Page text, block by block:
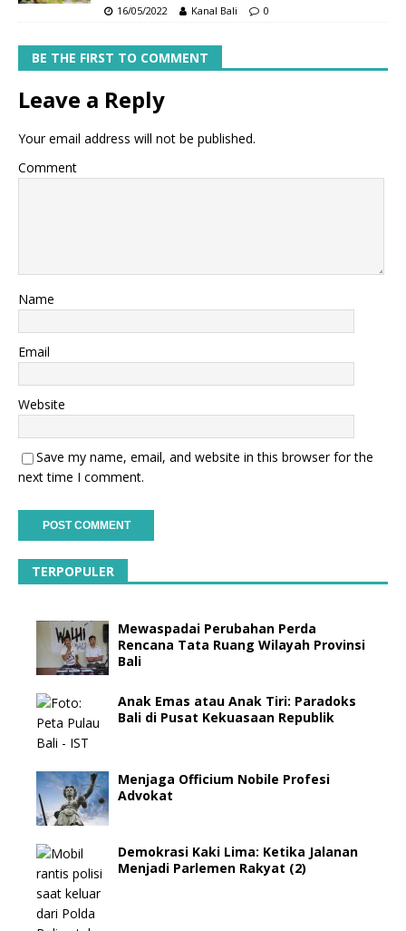
16/05/2022 Kanal Bali 0
BE THE FIRST TO COMMENT
Leave a Reply
Your email address will not be published.
Comment
Name
Email
Website
Save my name, email, and website in this browser for the
next time I comment.
TERPOPULER
Mewaspadai Perubahan Perda
Rencana Tata Ruang Wilayah Provinsi
Bali
Anak Emas atau Anak Tiri: Paradoks
Bali di Pusat Kekuasaan Republik
Menjaga Officium Nobile Profesi
Advokat
Demokrasi Kaki Lima: Ketika Jalanan
Menjadi Parlemen Rakyat (2)